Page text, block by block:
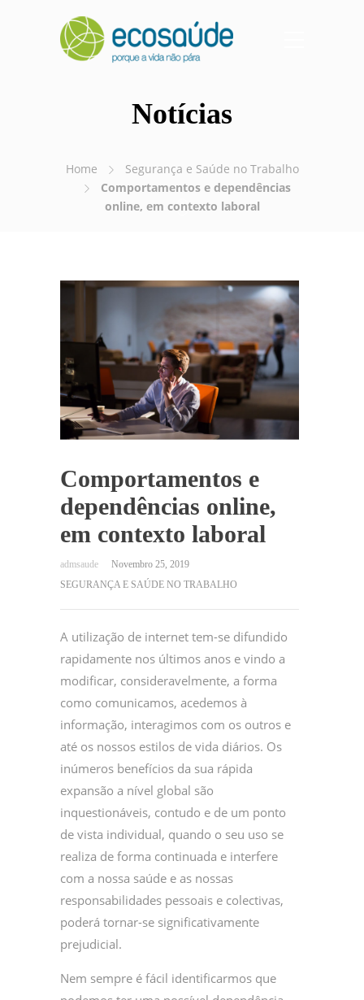
Notícias
Home
Segurança e Saúde no Trabalho
Comportamentos e dependências
online, em contexto laboral
Comportamentos e
dependências online,
em contexto laboral
Novembro 25, 2019
SEGURANÇA E SAÚDE NO TRABALHO
A utilização de internet tem-se difundido
rapidamente nos últimos anos e vindo a
modificar, consideravelmente, a forma
como comunicamos, acedemos à
informação, interagimos com os outros e
até os nossos estilos de vida diários. Os
inúmeros benefícios da sua rápida
expansão a nível global são
inquestionáveis, contudo e de um ponto
de vista individual, quando o seu uso se
realiza de forma continuada e interfere
com a nossa saúde e as nossas
responsabilidades pessoais e colectivas,
poderá tornar-se significativamente
prejudicial.
Nem sempre é fácil identificarmos que